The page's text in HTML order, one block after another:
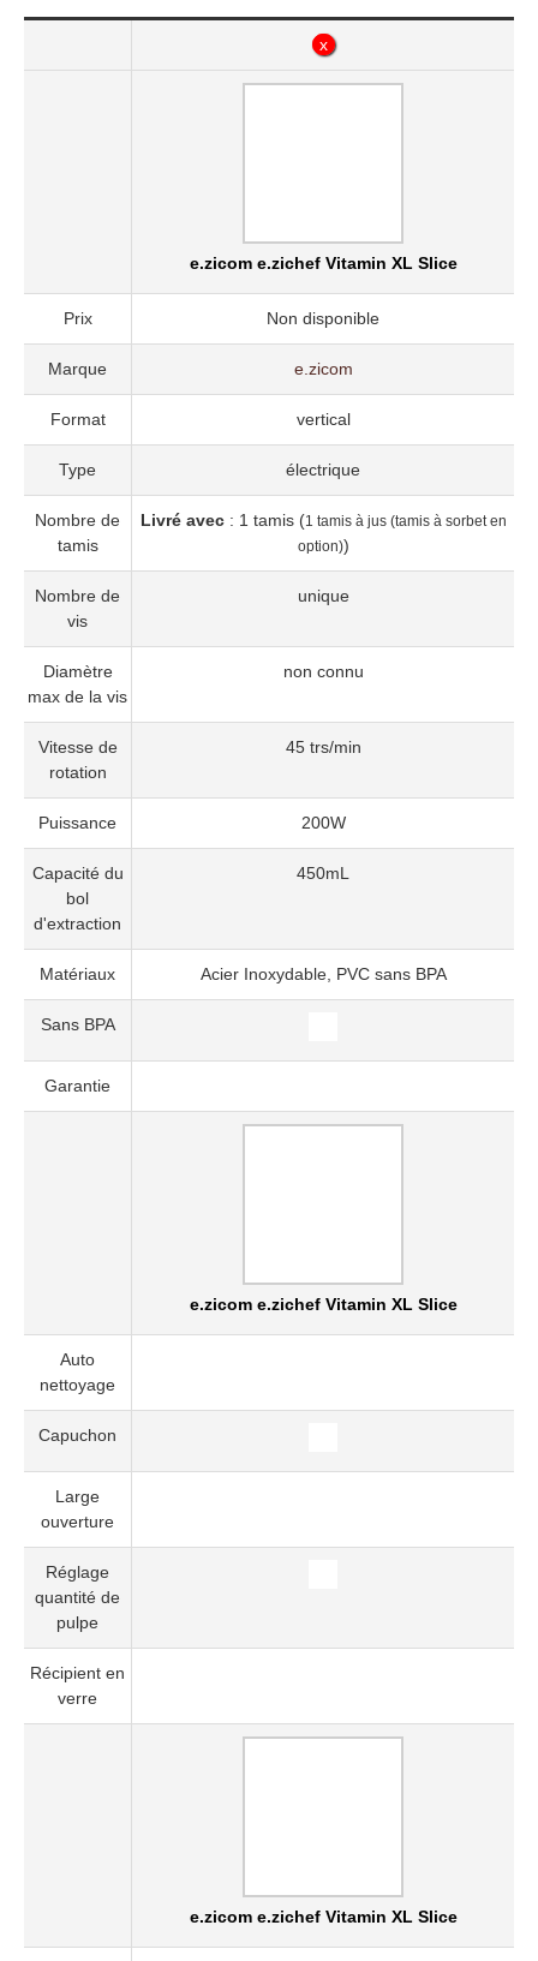
x
x
e.zicom e.zichef Vitamin XL Slice
Prix Non disponible
Marque e.zicom
Format vertical
Type électrique
Nombre de
tamis
Livré avec: 1 tamis (1 tamis à jus (tamis à sorbet en
option))
Nombre de
vis
unique
Diamètre
max de la vis
non connu
Vitesse de
rotation
45 trs/min
Puissance 200W
Capacité du
bol
d'extraction
450mL
Matériaux Acier Inoxydable, PVC sans BPA
Sans BPA
Garantie
e.zicom e.zichef Vitamin XL Slice
Auto
nettoyage
Capuchon
Large
ouverture
Réglage
quantité de
pulpe
Récipient en
verre
e.zicom e.zichef Vitamin XL Slice